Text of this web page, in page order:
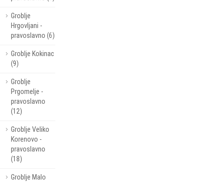
Groblje
Hrgovljani -
pravoslavno (6)
Groblje Kokinac
(9)
Groblje
Prgomelje -
pravoslavno
(12)
Groblje Veliko
Korenovo -
pravoslavno
(18)
Groblje Malo